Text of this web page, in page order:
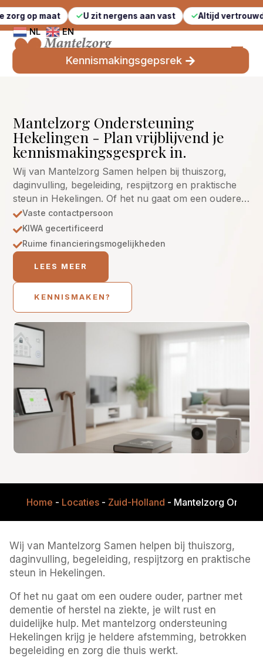
U zit nergens aan vast Altijd vertrouwde
NL EN
Kennismakingsgepsrek
Mantelzorg Ondersteuning
Hekelingen - Plan vrijblijvend je
kennismakingsgesprek in.
Wij van Mantelzorg Samen helpen bij thuiszorg,
daginvulling, begeleiding, respijtzorg en praktische
steun in Hekelingen. Of het nu gaat om een oudere…
Vaste contactpersoon
KIWA gecertificeerd
Ruime financieringsmogelijkheden
LEES MEER
KENNISMAKEN?
Home - Locaties- Zuid-Holland - Mantelzorg
Wij van Mantelzorg Samen helpen bij thuiszorg,
daginvulling, begeleiding, respijtzorg en praktische
steun in Hekelingen.
Of het nu gaat om een oudere ouder, partner met
dementie of herstel na ziekte, je wilt rust en
duidelijke hulp. Met mantelzorg ondersteuning
Hekelingen krijg je heldere afstemming, betrokken
begeleiding en zorg die thuis werkt.